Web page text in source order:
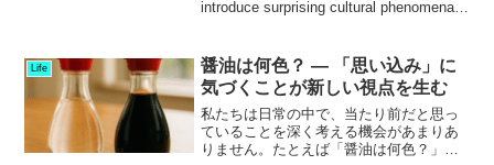
introduce surprising cultural phenomena
Life
醤油は何色？ ― 「思い込み」に
気づくことが新しい視点を生む
私たちは日常の中で、当たり前だと思っ
ていることを深く考える機会があまりあ
りません。たとえば「醤油は何色？」と